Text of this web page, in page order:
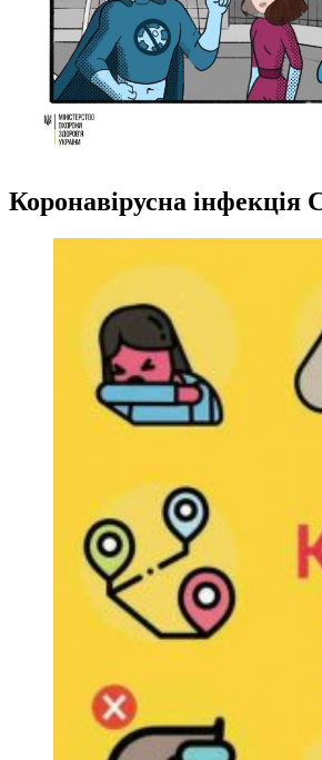
Коронавірусна інфекція